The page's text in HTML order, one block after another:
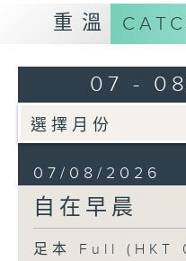
重溫
07 - 08
07/08/2026
自在早晨
足本 Full